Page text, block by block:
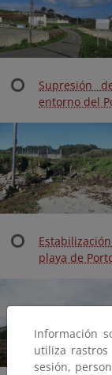
Supresión
entorno del
playa de
Información
utiliza
sesión,